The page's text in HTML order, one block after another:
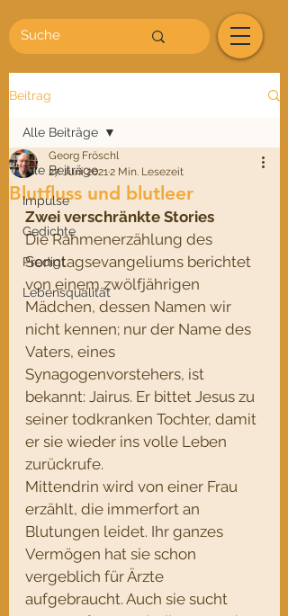
Beitrag
Alle Beiträge
Impulse
Gedichte
Predigt
Lebensqualität
Alle Beiträge
Blutfluss und blutleer
Georg Fröschl
27. Juni 20212 Min. Lesezeit
Zwei verschränkte Stories
Die Rahmenerzählung des
Sonntagsevangeliums berichtet
von einem zwölfjährigen
Mädchen, dessen Namen wir
nicht kennen; nur der Name des
Vaters, eines
Synagogenvorstehers, ist
bekannt: Jairus. Er bittet Jesus zu
seiner todkranken Tochter, damit
er sie wieder ins volle Leben
zurückrufe.
Mittendrin wird von einer Frau
erzählt, die immerfort an
Blutungen leidet. Ihr ganzes
Vermögen hat sie schon
vergeblich für Ärzte
aufgebraucht. Auch sie sucht